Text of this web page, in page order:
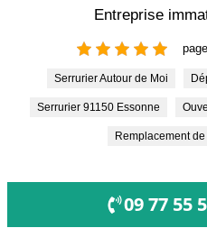
Entreprise
Serrurier Autour de Moi
Serrurier 91150 Essonne
Remplacement
09 77 55